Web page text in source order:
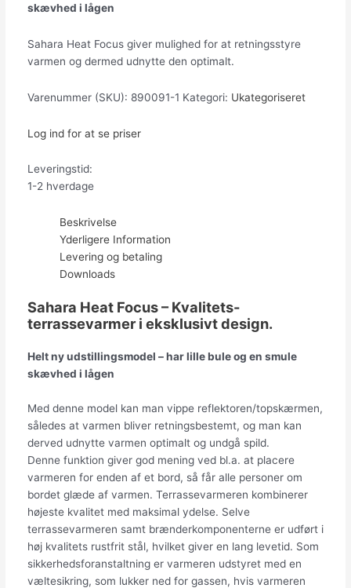
skævhed i lågen
Sahara Heat Focus giver mulighed for at retningsstyre
varmen og dermed udnytte den optimalt.
Varenummer (SKU): 890091-1 Kategori: Ukategoriseret
Log ind for at se priser
Leveringstid:
1-2 hverdage
Beskrivelse
Yderligere Information
Levering og betaling
Downloads
Sahara Heat Focus – Kvalitets-
terrassevarmer i eksklusivt design.
Helt ny udstillingsmodel – har lille bule og en smule
skævhed i lågen
Med denne model kan man vippe reflektoren/topskærmen,
således at varmen bliver retningsbestemt, og man kan
derved udnytte varmen optimalt og undgå spild.
Denne funktion giver god mening ved bl.a. at placere
varmeren for enden af et bord, så får alle personer om
bordet glæde af varmen. Terrassevarmeren kombinerer
højeste kvalitet med maksimal ydelse. Selve
terrassevarmeren samt brænderkomponenterne er udført i
høj kvalitets rustfrit stål, hvilket giver en lang levetid. Som
sikkerhedsforanstaltning er varmeren udstyret med en
væltesikring, som lukker ned for gassen, hvis varmeren